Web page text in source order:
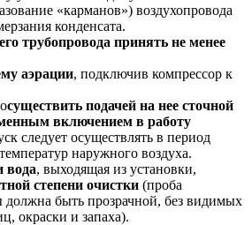
«карманов») воздухопровода
конденсата.
трубопровода принять не менее
аэрации, подключив компрессор к
существить подачей на нее сточной
включением в работу
следует осуществлять в период
наружного воздуха.
вода, выходящая из установки,
степени очистки (проба
быть прозрачной, без видимых
окраски и запаха).